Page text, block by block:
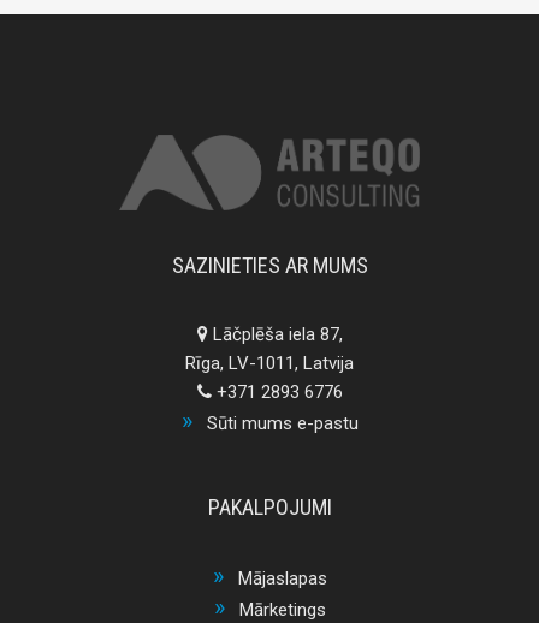
SAZINIETIES AR MUMS
Lāčplēša iela 87,
Rīga, LV-1011, Latvija
+371 2893 6776
Sūti mums e-pastu
PAKALPOJUMI
Mājaslapas
Mārketings